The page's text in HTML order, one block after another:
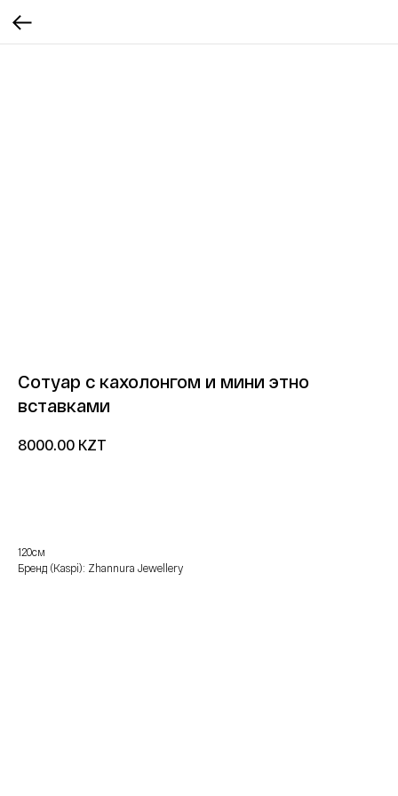
Сотуар с кахолонгом и мини этно
вставками
8000.00 KZT
120см
Бренд (Kaspi): Zhannura Jewellery